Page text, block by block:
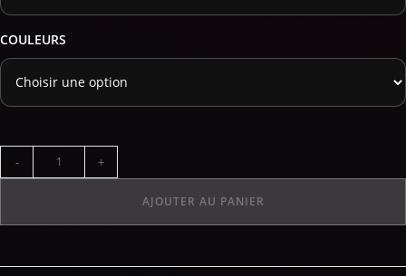
COULEURS
- +
AJOUTER AU PANIER